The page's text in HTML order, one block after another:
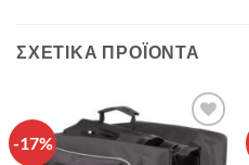
ΣΧΕΤΙΚΆ ΠΡΟΪΌΝΤΑ
-17%
Πρόσθήκη
στην λίστα